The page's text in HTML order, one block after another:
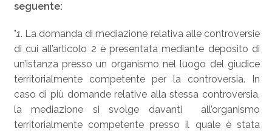
seguente:
"1. La domanda di mediazione relativa alle controversie
di cui all’articolo 2 è presentata mediante deposito di
un’istanza presso un organismo nel luogo del giudice
territorialmente competente per la controversia. In
caso di più domande relative alla stessa controversia,
la mediazione si svolge davanti all’organismo
territorialmente competente presso il quale è stata